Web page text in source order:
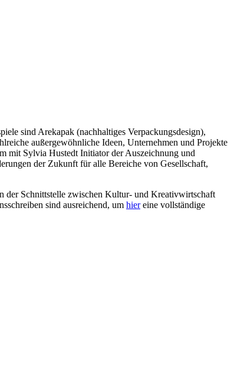
sind Arekapak (nachhaltiges Verpackungsdesign),
außergewöhnliche Ideen, Unternehmen und Projekte
mit Sylvia Hustedt Initiator der Auszeichnung und
der Zukunft für alle Bereiche von Gesellschaft,
der Schnittstelle zwischen Kultur- und Kreativwirtschaft
sind ausreichend, um hiereine vollständige